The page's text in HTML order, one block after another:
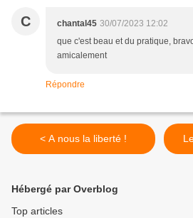
C chantal45 30/07/2023 12:02
que c'est beau et du pratique,
amicalement
Répondre
< A nous la liberté !
Hébergé par Overblog
Top articles